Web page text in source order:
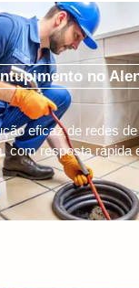
no
eficaz de redes
com resposta rápida